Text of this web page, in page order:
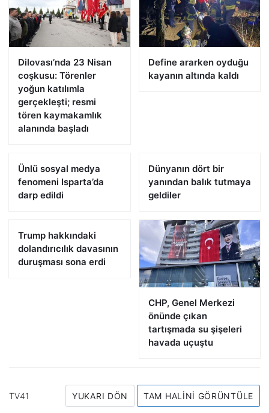
Dilovası’nda 23 Nisan
coşkusu: Törenler
yoğun katılımla
gerçekleşti; resmi
tören kaymakamlık
alanında başladı
Define ararken oyduğu
kayanın altında kaldı
Ünlü sosyal medya
fenomeni Isparta’da
darp edildi
Dünyanın dört bir
yanından balık tutmaya
geldiler
Trump hakkındaki
dolandırıcılık davasının
duruşması sona erdi
CHP, Genel Merkezi
önünde çıkan
tartışmada su şişeleri
havada uçuştu
TV41 YUKARI DÖN TAM HALINI GÖRÜNTÜLE